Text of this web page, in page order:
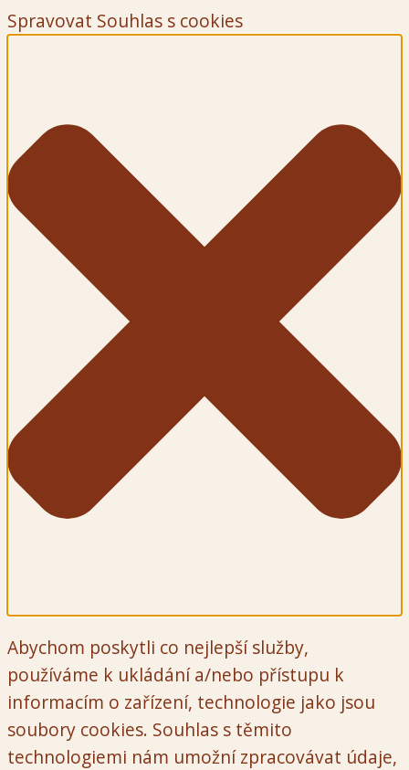
Spravovat Souhlas s cookies
Abychom poskytli co nejlepší služby,
používáme k ukládání a/nebo přístupu k
informacím o zařízení, technologie jako jsou
soubory cookies. Souhlas s těmito
technologiemi nám umožní zpracovávat údaje,